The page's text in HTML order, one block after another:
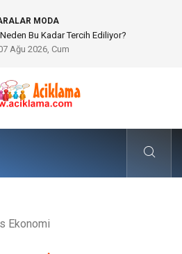
MODA
Kırılmalar ve Hukuki Dengeler
Ağu 2026, Cum
Ekonomi